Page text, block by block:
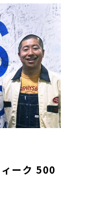
ーク 500